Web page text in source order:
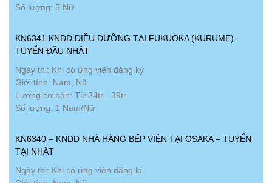
Số lượng: 5 Nữ
KN6341 KNDD ĐIỀU DƯỠNG TẠI FUKUOKA (KURUME)-
TUYỂN ĐẦU NHẬT
Ngày thi: Khi có ứng viên đăng ký
Giới tính: Nam, Nữ
Lương cơ bản: Từ 34tr - 39tr
Số lượng: 1 Nam/Nữ
KN6340 – KNDD NHÀ HÀNG BẾP VIỆN TẠI OSAKA – TUYỂN
TẠI NHẬT
Ngày thi: Khi có ứng viên đăng kí